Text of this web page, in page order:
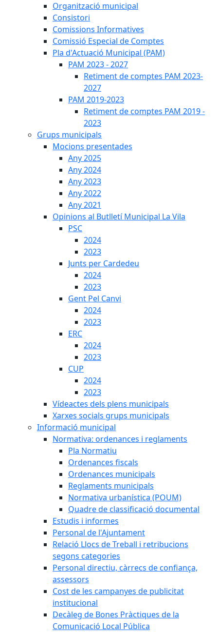
Organització municipal
Consistori
Comissions Informatives
Comissió Especial de Comptes
Pla d'Actuació Municipal (PAM)
PAM 2023 - 2027
Retiment de comptes PAM 2023-
2027
PAM 2019-2023
Retiment de comptes PAM 2019 -
2023
Grups municipals
Mocions presentades
Any 2025
Any 2024
Any 2023
Any 2022
Any 2021
Opinions al Butlletí Municipal La Vila
PSC
2024
2023
Junts per Cardedeu
2024
2023
Gent Pel Canvi
2024
2023
ERC
2024
2023
CUP
2024
2023
Vídeactes dels plens municipals
Xarxes socials grups municipals
Informació municipal
Normativa: ordenances i reglaments
Pla Normatiu
Ordenances fiscals
Ordenances municipals
Reglaments municipals
Normativa urbanística (POUM)
Quadre de classificació documental
Estudis i informes
Personal de l'Ajuntament
Relació Llocs de Treball i retribucions
segons categories
Personal directiu, càrrecs de confiança,
assessors
Cost de les campanyes de publicitat
institucional
Decàleg de Bones Pràctiques de la
Comunicació Local Pública